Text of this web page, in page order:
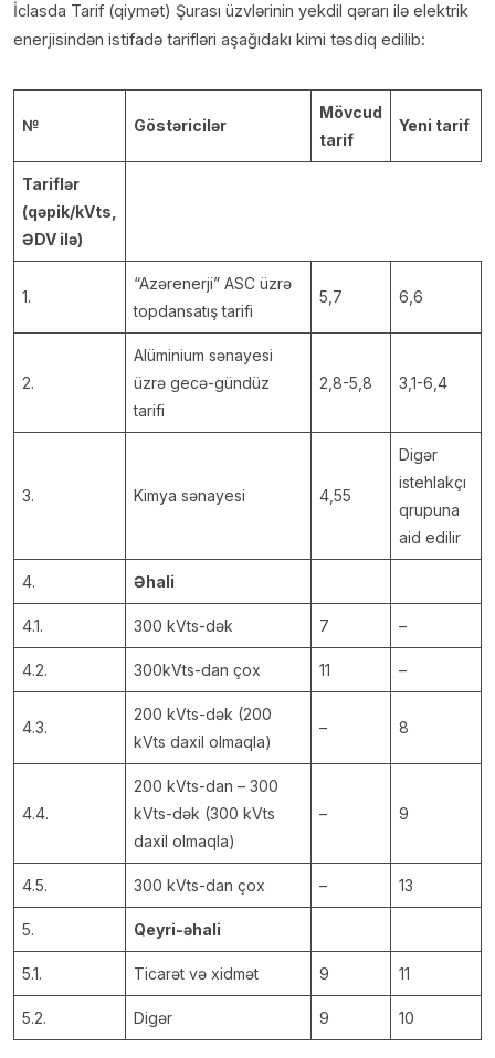
İclasda Tarif (qiymət) Şurası üzvlərinin yekdil qərarı ilə elektrik
enerjisindən istifadə tarifləri aşağıdakı kimi təsdiq edilib:
№ Göstəricilər
Mövcud
tarif
Yeni tarif
Tariflər
(qəpik/kVts,
ƏDV ilə)
1.
“Azərenerji” ASC üzrə
topdansatış tarifi
5,7 6,6
2.
Alüminium sənayesi
üzrə gecə-gündüz
tarifi
2,8-5,8 3,1-6,4
3. Kimya sənayesi 4,55
Digər
istehlakçı
qrupuna
aid edilir
4. Əhali
4.1. 300 kVts-dək 7 –
4.2. 300kVts-dan çox 11 –
4.3.
200 kVts-dək (200
kVts daxil olmaqla)
– 8
4.4.
200 kVts-dan – 300
kVts-dək (300 kVts
daxil olmaqla)
– 9
4.5. 300 kVts-dan çox – 13
5. Qeyri-əhali
5.1. Ticarət və xidmət 9 11
5.2. Digər 9 10